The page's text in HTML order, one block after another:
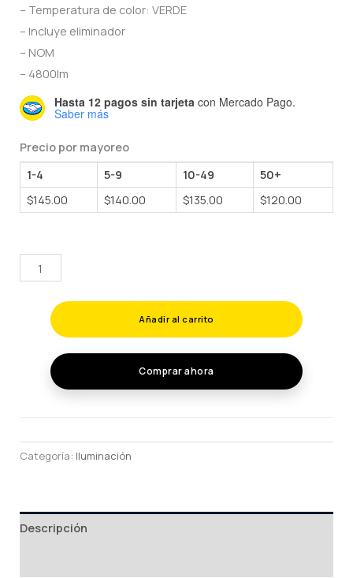
– Temperatura de color: VERDE
– Incluye eliminador
– NOM
– 4800lm
Hasta 12 pagos sin tarjetacon Mercado Pago.
Saber más
Precio por mayoreo
1-4
5-9 10-49
50+
$145.00 $140.00 $135.00 $120.00
TIRA
LED
VERDE
49471
cantidad
Añadir al carrito
Comprar ahora
Categoría: Iluminación
Descripción